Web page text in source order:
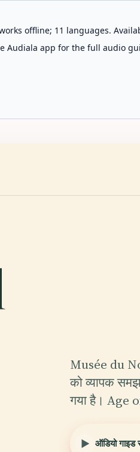
offline; 11 languages.
Audiala app for the full audio
Musée du
को व्यापक
गया है। Age
ऑडियो गाइड